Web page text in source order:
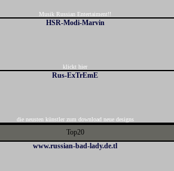
Musik Russian Entertaiment!!
HSR-Modi-Marvin
klickt hier
Rus-ExTrEmE
die neusten künstler zum download neue designs
Top20
www.russian-bad-lady.de.tl